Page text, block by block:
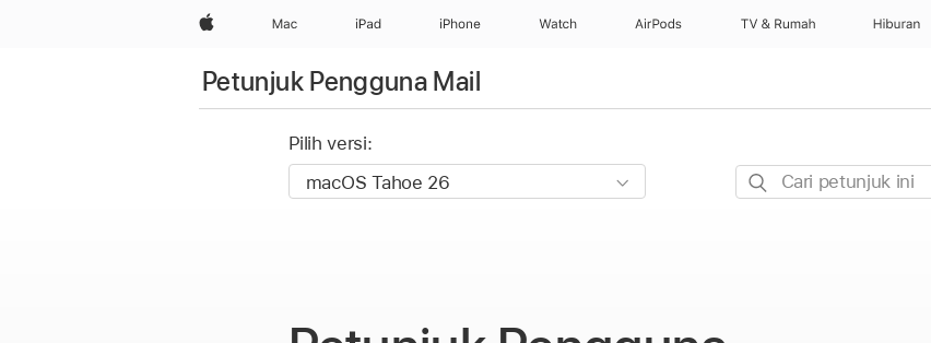
Apple Mac iPad iPhone Watch AirPods TV & Rumah Hiburan
Petunjuk Pengguna Mail
Pilih versi:
Cari